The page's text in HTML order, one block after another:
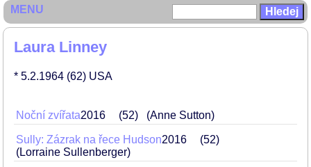
Laura Linney
* 5.2.1964 (62) USA
Noční zvířata2016 52 (Anne Sutton)
Sully: Zázrak na řece Hudson2016
52
(Lorraine Sullenberger)
MENU